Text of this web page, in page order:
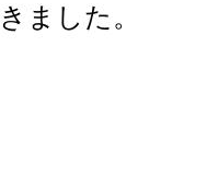
ました。